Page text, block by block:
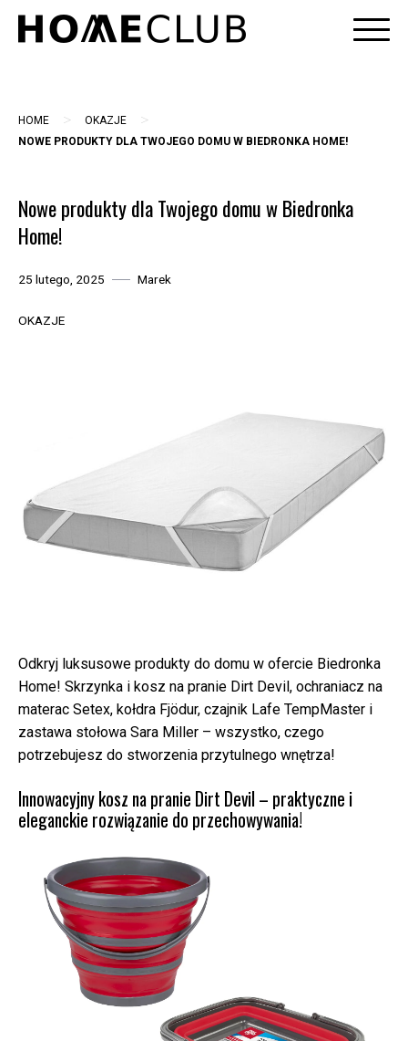
Skip
HOME > OKAZJE >
NOWE PRODUKTY DLA TWOJEGO DOMU W BIEDRONKA HOME!
Nowe produkty dla Twojego domu w Biedronka
Home!
25 lutego, 2025 Marek
OKAZJE
Odkryj luksusowe produkty do domu w ofercie Biedronka
Home! Skrzynka i kosz na pranie Dirt Devil, ochraniacz na
materac Setex, kołdra Fjödur, czajnik Lafe TempMaster i
zastawa stołowa Sara Miller – wszystko, czego
potrzebujesz do stworzenia przytulnego wnętrza!
Innowacyjny kosz na pranie Dirt Devil – praktyczne i
eleganckie rozwiązanie do przechowywania!